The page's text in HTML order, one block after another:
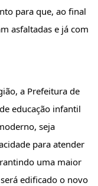
para que, ao final
asfaltadas e já com
a Prefeitura de
educação infantil
seja
para atender
uma maior
edificado o novo